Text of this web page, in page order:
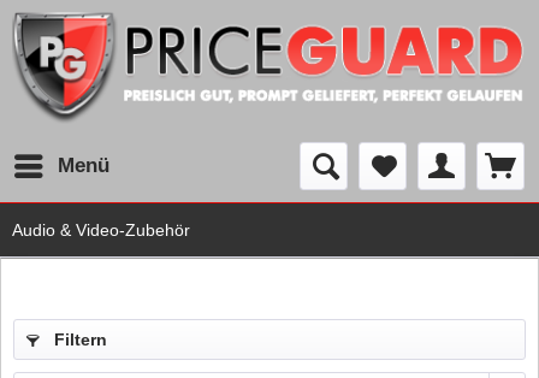
Menü
Audio & Video-Zubehör
Filtern